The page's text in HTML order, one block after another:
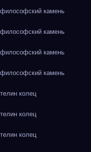
камень
камень
камень
камень
колец
колец
колец